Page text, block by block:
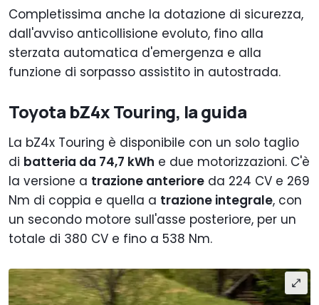
Completissima anche la dotazione di sicurezza,
dall'avviso anticollisione evoluto, fino alla
sterzata automatica d'emergenza e alla
funzione di sorpasso assistito in autostrada.
Toyota bZ4x Touring, la guida
La bZ4x Touring è disponibile con un solo taglio
di batteria da 74,7 kWh e due motorizzazioni. C'è
la versione a trazione anteriore da 224 CV e 269
Nm di coppia e quella a trazione integrale, con
un secondo motore sull'asse posteriore, per un
totale di 380 CV e fino a 538 Nm.